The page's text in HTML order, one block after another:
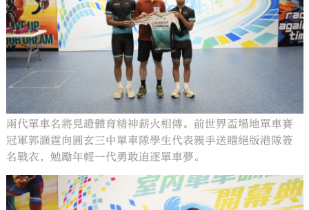
兩代單車名將見證體育精神薪火相傳。前世界盃場地單車賽
冠軍郭灝霆向圓玄三中單車隊學生代表親手送贈絕版港隊簽
名戰衣，勉勵年輕一代勇敢追逐單車夢。